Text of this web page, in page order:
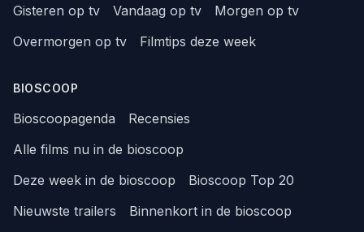
Gisteren op tv Vandaag op tv
Morgen op tv
Overmorgen op tv
Filmtips deze week
BIOSCOOP
Bioscoopagenda
Recensies
Alle films nu in de bioscoop
Deze week in de bioscoop
Bioscoop Top 20
Nieuwste trailers
Binnenkort in de bioscoop